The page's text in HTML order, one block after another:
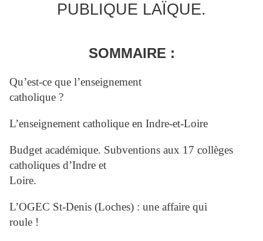
PUBLIQUE LAÏQUE.
SOMMAIRE :
Qu’est-ce que l’enseignement
catholique ?
L’enseignement catholique en Indre-et-Loire
Budget académique. Subventions aux 17 collèges
catholiques d’Indre et
Loire.
L’OGEC St-Denis (Loches) : une affaire qui
roule !